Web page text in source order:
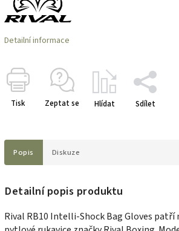
Detailní informace
Tisk Zeptat se Hlídat Sdílet
Popis Diskuze
Detailní popis produktu
Rival RB10 Intelli-Shock Bag Gloves